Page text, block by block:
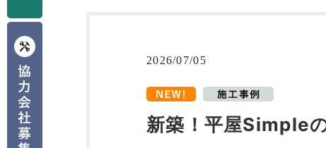
2026/07/05
新築！平屋Simple